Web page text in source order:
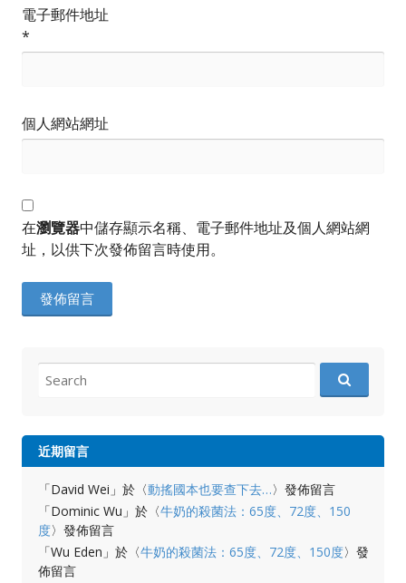
電子郵件地址
*
個人網站網址
在瀏覽器中儲存顯示名稱、電子郵件地址及個人網站網
址，以供下次發佈留言時使用。
for:
近期留言
「David Wei 」於〈動搖國本也要查下去…〉發佈留言
「Dominic Wu 」於〈牛奶的殺菌法：65度、72度、150
度〉發佈留言
「Wu Eden 」於〈牛奶的殺菌法：65度、72度、150度〉發
佈留言